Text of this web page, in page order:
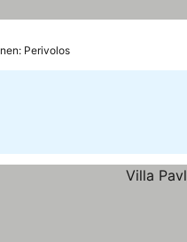
Perivolos